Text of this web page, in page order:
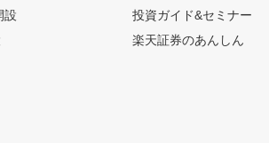
設
投資ガイド&セミナー
楽天証券のあんしん